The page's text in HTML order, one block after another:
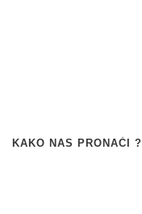
KAKO NAS PRONAĆI ?